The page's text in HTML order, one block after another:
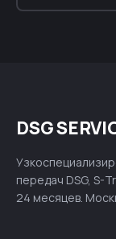
DSG
передач DSG, S-
24 месяцев.